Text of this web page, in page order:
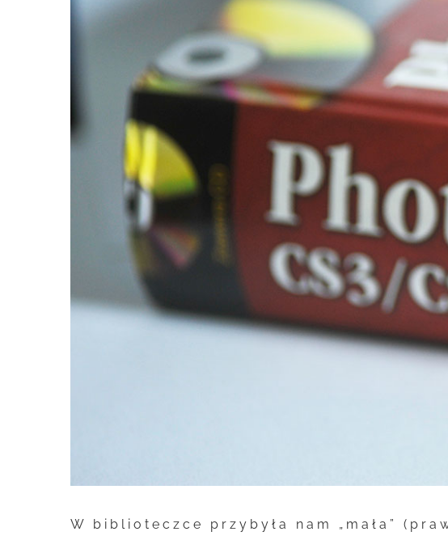
W biblioteczce przybyła nam „mała”